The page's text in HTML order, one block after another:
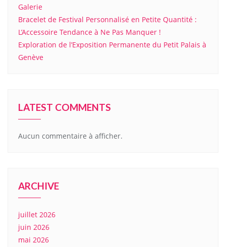
Galerie
Bracelet de Festival Personnalisé en Petite Quantité :
L’Accessoire Tendance à Ne Pas Manquer !
Exploration de l’Exposition Permanente du Petit Palais à
Genève
LATEST COMMENTS
Aucun commentaire à afficher.
ARCHIVE
juillet 2026
juin 2026
mai 2026